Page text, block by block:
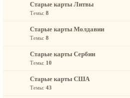
Старые карты Литвы
Темы: 8
Старые карты Молдавии
Темы: 8
Старые карты Сербии
Темы: 10
Старые карты США
Темы: 43